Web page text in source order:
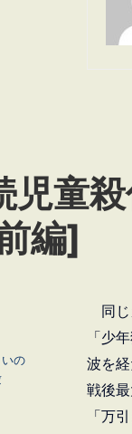
児
編]
同じ
「少
波を
戦後
「万
の